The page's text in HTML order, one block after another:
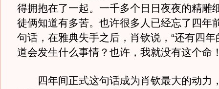
得拥抱在了一起。一千多个日日夜夜的精雕
徒俩知道有多苦。也许很多人已经忘了四年
句话，在雅典失手之后，肖钦说，“还有四
道会发生什么事情？也许，我就没有这个命
四年间正式这句话成为肖钦最大的动力